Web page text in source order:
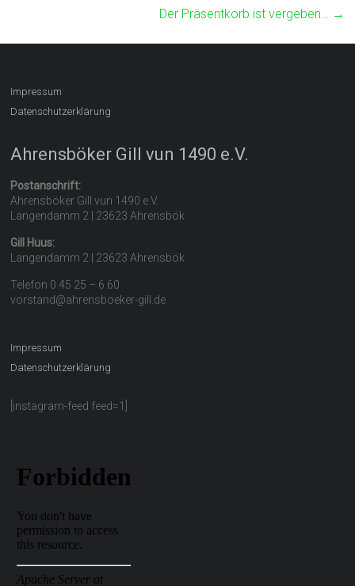
Der Präsentkorb ist vergeben… →
Impressum
Datenschutzerklärung
Ahrensböker Gill vun 1490 e.V.
Postanschrift:
Ahrensböker Gill vun 1490 e.V.
Langendamm 2 | 23623 Ahrensbök
Gill Huus:
Langendamm 2 | 23623 Ahrensbök
Telefon 0 45 25 – 6 60
vorstand@ahrensboeker-gill.de
Impressum
Datenschutzerklärung
[instagram-feed feed=1]